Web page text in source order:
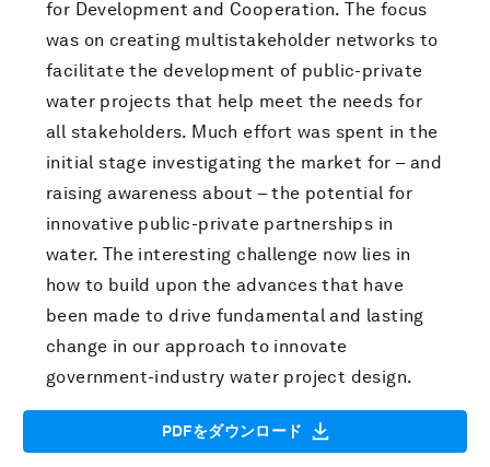
for Development and Cooperation. The focus
was on creating multistakeholder networks to
facilitate the development of public-private
water projects that help meet the needs for
all stakeholders. Much effort was spent in the
initial stage investigating the market for – and
raising awareness about – the potential for
innovative public-private partnerships in
water. The interesting challenge now lies in
how to build upon the advances that have
been made to drive fundamental and lasting
change in our approach to innovate
government-industry water project design.
PDFをダウンロード